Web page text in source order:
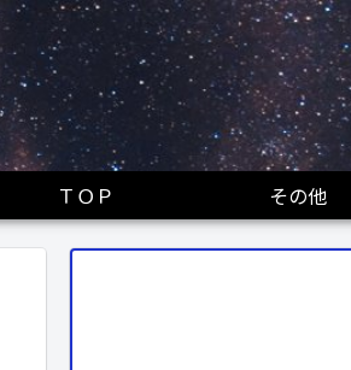
ＴＯＰ その他